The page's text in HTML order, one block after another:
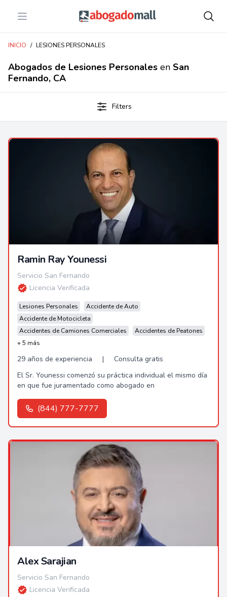
Open menu Abogadomall
INICIO / LESIONES PERSONALES
Abogados de Lesiones Personales en San
Fernando, CA
Filters
Ramin Ray Younessi
Servicio San Fernando
Licencia Verificada
Lesiones Personales
Accidente de Auto
Accidente de Motocicleta
Accidentes de Camiones Comerciales
Accidentes de Peatones
+ 5 más
29 años de experiencia |
Consulta gratis
El Sr. Younessi comenzó su práctica individual el mismo día
en que fue juramentado como abogado en
(844) 777-7777
Alex Sarajian
Servicio San Fernando
Licencia Verificada